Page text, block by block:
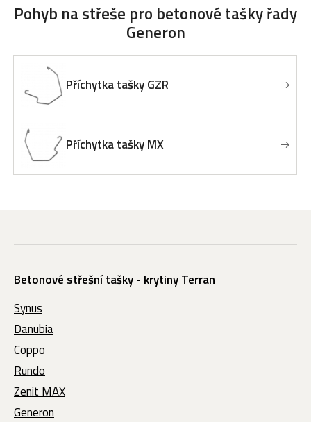
Pohyb na střeše pro betonové tašky řady
Generon
Příchytka tašky GZR
Příchytka tašky MX
Betonové střešní tašky - krytiny Terran
Synus
Danubia
Coppo
Rundo
Zenit MAX
Generon